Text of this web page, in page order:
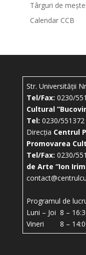
Târguri de
Calendar CCB
Str. Universității
Tel/Fax: 0230/
Cultural
Tel: 0230/
Direcția Centrul
Promovarea
Tel/Fax: 0230/
de Arte “Ion
Programul de
Luni – Joi 8 –
Vineri 8 –